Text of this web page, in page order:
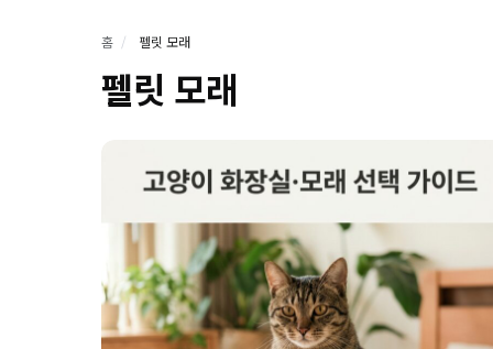
홈 / 펠릿 모래
펠릿 모래